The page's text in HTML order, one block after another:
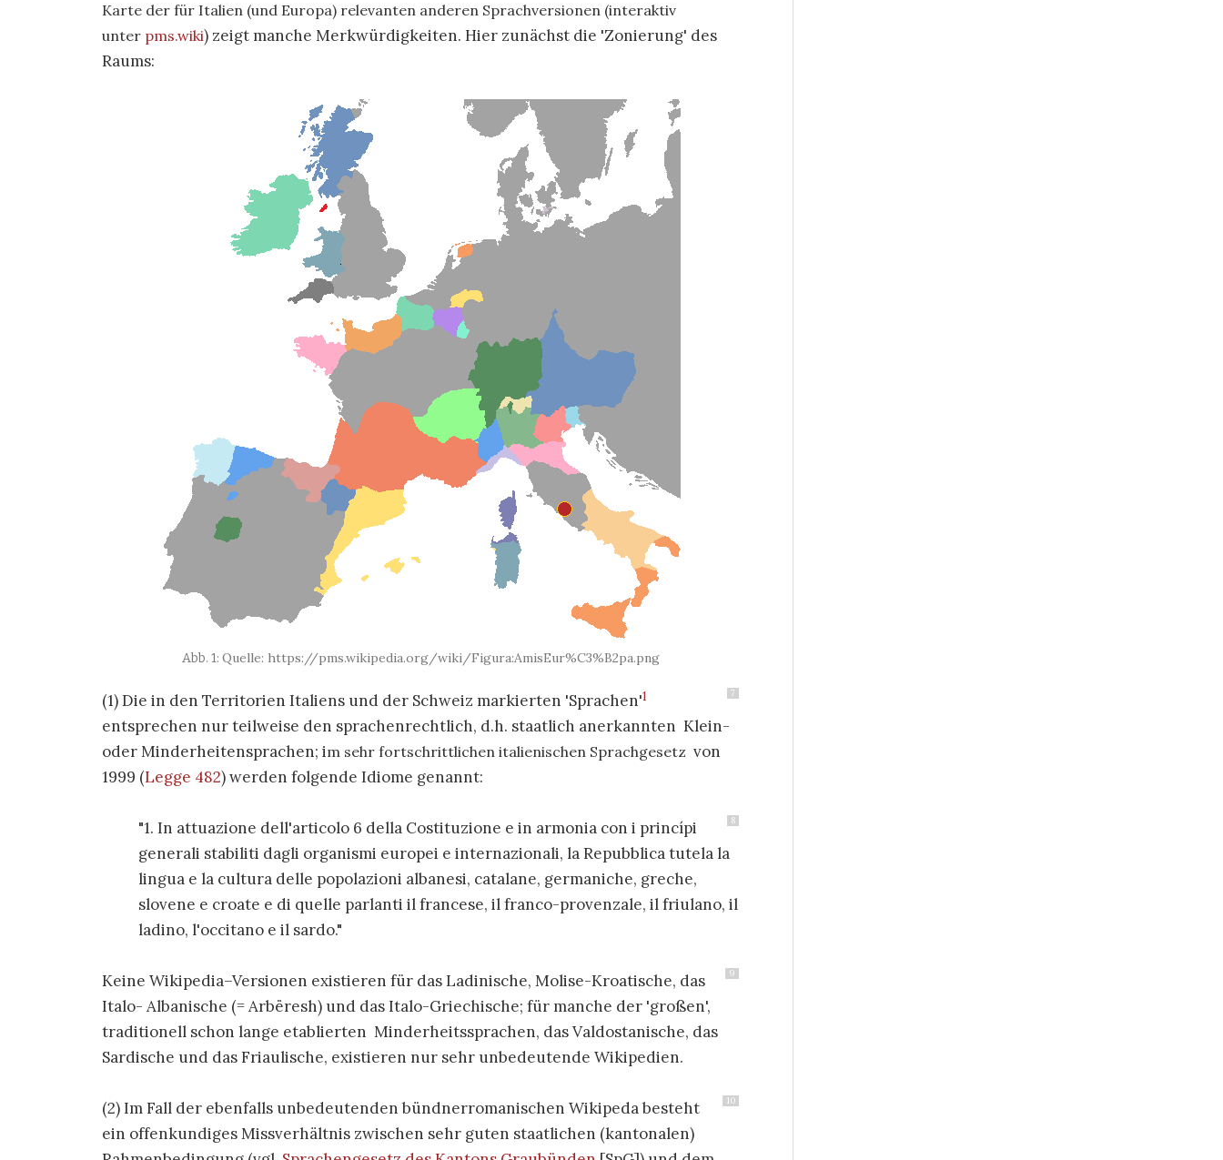
Karte der für Italien (und Europa) relevanten anderen Sprachversionen (interaktiv
unter pms.wiki) zeigt manche Merkwürdigkeiten. Hier zunächst die 'Zonierung' des
Raums:
Quelle: https://pms.wikipedia.org/wiki/Figura:AmisEur%C3%B2pa.png
7
(1) Die in den Territorien Italiens und der Schweiz markierten 'Sprachen'1
entsprechen nur teilweise den sprachenrechtlich, d.h. staatlich anerkannten Klein-
oder Minderheitensprachen; im sehr fortschrittlichen italienischen Sprachgesetz von
1999 (Legge 482) werden folgende Idiome genannt:
8
"1. In attuazione dell'articolo 6 della Costituzione e in armonia con i princípi
generali stabiliti dagli organismi europei e internazionali, la Repubblica tutela la
lingua e la cultura delle popolazioni albanesi, catalane, germaniche, greche,
slovene e croate e di quelle parlanti il francese, il franco-provenzale, il friulano, il
ladino, l'occitano e il sardo."
9
Keine Wikipedia–Versionen existieren für das Ladinische, Molise-Kroatische, das
Italo- Albanische (= Arbëresh) und das Italo-Griechische; für manche der 'großen',
traditionell schon lange etablierten Minderheitssprachen, das Valdostanische, das
Sardische und das Friaulische, existieren nur sehr unbedeutende Wikipedien.
10
(2) Im Fall der ebenfalls unbedeutenden bündnerromanischen Wikipeda besteht
ein offenkundiges Missverhältnis zwischen sehr guten staatlichen (kantonalen)